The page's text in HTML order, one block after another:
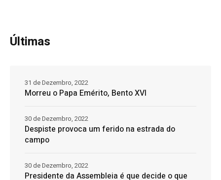
Últimas
Morreu o Papa Emérito, Bento XVI
31 de Dezembro, 2022
Despiste provoca um ferido na estrada do
campo
30 de Dezembro, 2022
Presidente da Assembleia é que decide o que
30 de Dezembro, 2022